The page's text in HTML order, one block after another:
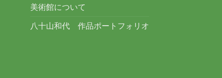
美術館について
八十山和代 作品ポートフォリオ